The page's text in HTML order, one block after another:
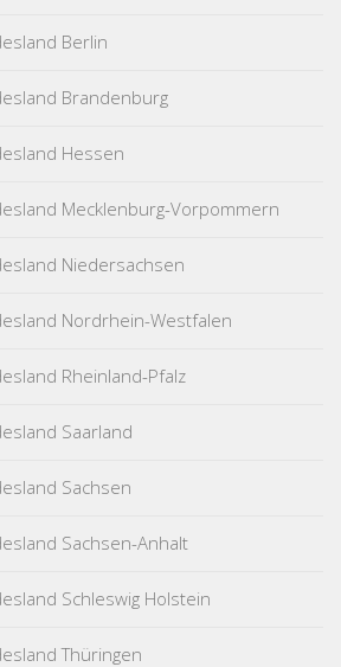
Berlin
Brandenburg
Hessen
Mecklenburg-Vorpommern
Niedersachsen
Nordrhein-Westfalen
Rheinland-Pfalz
Saarland
Sachsen
Sachsen-Anhalt
Schleswig Holstein
Thüringen